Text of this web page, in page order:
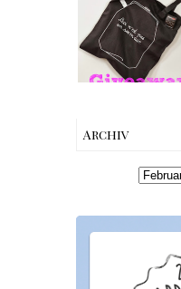
Tote-Bag
Edition von
Esther
Perbandt
Archiv